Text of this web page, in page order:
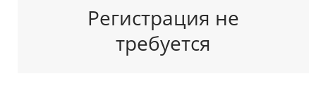
Регистрация не
требуется